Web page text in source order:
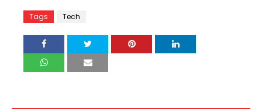
Tags Tech